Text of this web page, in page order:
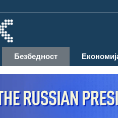
Безбедност